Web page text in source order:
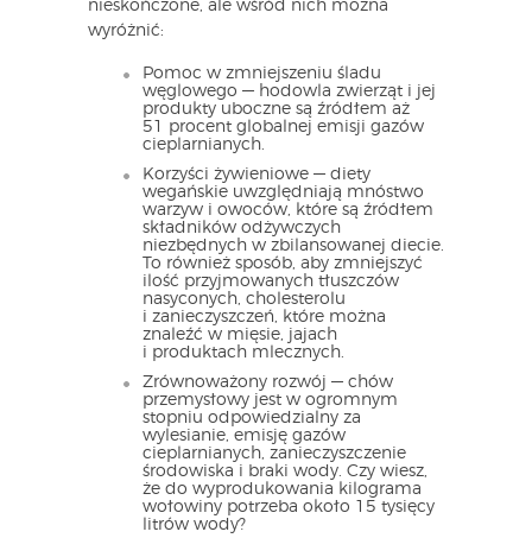
nieskończone, ale wśród nich można
wyróżnić:
Pomoc w zmniejszeniu śladu
węglowego — hodowla zwierząt i jej
produkty uboczne są źródłem aż
51 procent globalnej emisji gazów
cieplarnianych.
Korzyści żywieniowe — diety
wegańskie uwzględniają mnóstwo
warzyw i owoców, które są źródłem
składników odżywczych
niezbędnych w zbilansowanej diecie.
To również sposób, aby zmniejszyć
ilość przyjmowanych tłuszczów
nasyconych, cholesterolu
i zanieczyszczeń, które można
znaleźć w mięsie, jajach
i produktach mlecznych.
Zrównoważony rozwój — chów
przemysłowy jest w ogromnym
stopniu odpowiedzialny za
wylesianie, emisję gazów
cieplarnianych, zanieczyszczenie
środowiska i braki wody. Czy wiesz,
że do wyprodukowania kilograma
wołowiny potrzeba około 15 tysięcy
litrów wody?